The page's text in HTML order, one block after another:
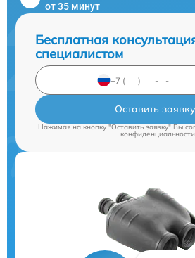
от 35 минут
Бесплатная
специалистом
Оставить заявку
Нажимая на кнопку "Оставить заявку" Вы
конфиденциальности